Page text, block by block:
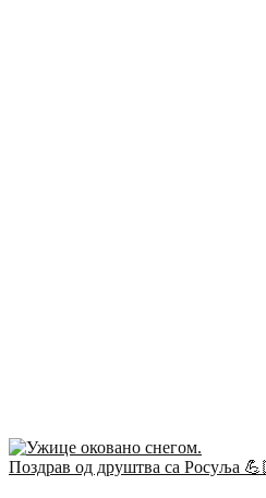
Поздрав од друштва са Росуља